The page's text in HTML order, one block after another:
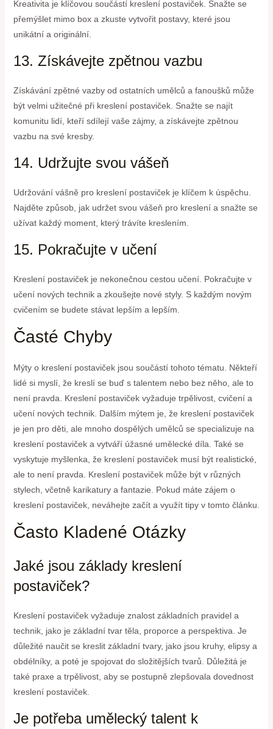
Kreativita je klíčovou součástí kreslení postaviček. Snažte se
přemýšlet mimo box a zkuste vytvořit postavy, které jsou
unikátní a originální.
13. Získávejte zpětnou vazbu
Získávání zpětné vazby od ostatních umělců a fanoušků může
být velmi užitečné při kreslení postaviček. Snažte se najít
komunitu lidí, kteří sdílejí vaše zájmy, a získávejte zpětnou
vazbu na své kresby.
14. Udržujte svou vášeň
Udržování vášně pro kreslení postaviček je klíčem k úspěchu.
Najděte způsob, jak udržet svou vášeň pro kreslení a snažte se
užívat každý moment, který trávíte kreslením.
15. Pokračujte v učení
Kreslení postaviček je nekonečnou cestou učení. Pokračujte v
učení nových technik a zkoušejte nové styly. S každým novým
cvičením se budete stávat lepším a lepším.
Časté Chyby
Mýty o kreslení postaviček jsou součástí tohoto tématu. Někteří
lidé si myslí, že kreslí se buď s talentem nebo bez něho, ale to
není pravda. Kreslení postaviček vyžaduje trpělivost, cvičení a
učení nových technik. Dalším mýtem je, že kreslení postaviček
je jen pro děti, ale mnoho dospělých umělců se specializuje na
kreslení postaviček a vytváří úžasné umělecké díla. Také se
vyskytuje myšlenka, že kreslení postaviček musí být realistické,
ale to není pravda. Kreslení postaviček může být v různých
stylech, včetně karikatury a fantazie. Pokud máte zájem o
kreslení postaviček, neváhejte začít a využít tipy v tomto článku.
Často Kladené Otázky
Jaké jsou základy kreslení
postaviček?
Kreslení postaviček vyžaduje znalost základních pravidel a
technik, jako je základní tvar těla, proporce a perspektiva. Je
důležité naučit se kreslit základní tvary, jako jsou kruhy, elipsy a
obdélníky, a poté je spojovat do složitějších tvarů. Důležitá je
také praxe a trpělivost, aby se postupně zlepšovala dovednost
kreslení postaviček.
Je potřeba umělecký talent k